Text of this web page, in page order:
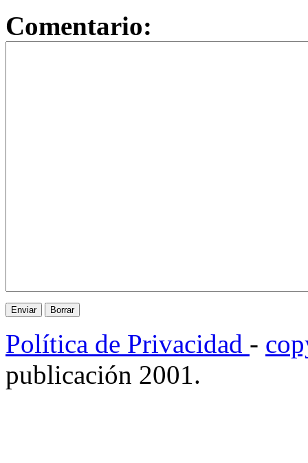
Comentario:
Política de Privacidad -
publicación 2001.